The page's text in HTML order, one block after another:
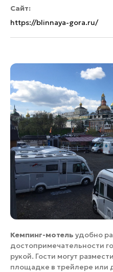
Сайт:
https://blinnaya-gora.ru/
Кемпинг-мотель удобно
достопримечательности
рукой. Гости могут
площадке в трейлере или